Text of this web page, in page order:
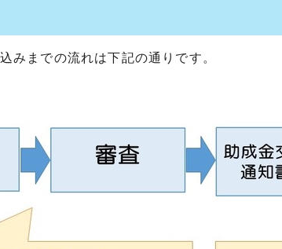
みまでの流れは下記の通りです。